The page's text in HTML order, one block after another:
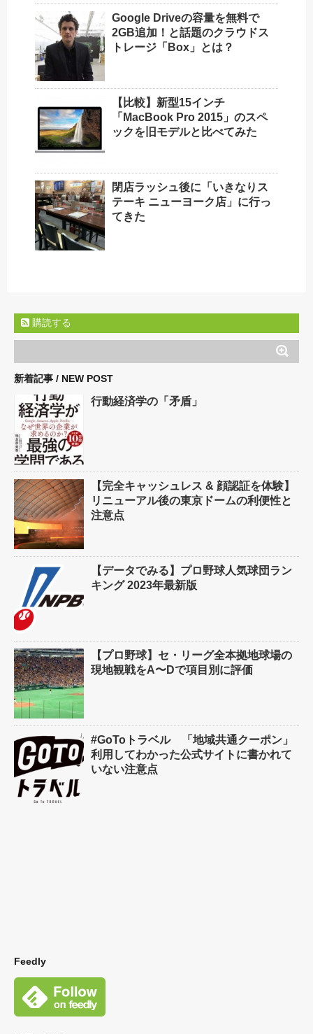
Google Driveの容量を無料で
2GB追加！と話題のクラウドス
トレージ「Box」とは？
【比較】新型15インチ
「MacBook Pro 2015」のスペ
ックを旧モデルと比べてみた
閉店ラッシュ後に「いきなりス
テーキ ニューヨーク店」に行っ
てきた
購読する
新着記事 / NEW POST
行動経済学の「矛盾」
【完全キャッシュレス & 顔認証を体験】
リニューアル後の東京ドームの利便性と
注意点
【データでみる】プロ野球人気球団ラン
キング 2023年最新版
【プロ野球】セ・リーグ全本拠地球場の
現地観戦をA〜Dで項目別に評価
#GoToトラベル 「地域共通クーポン」
利用してわかった公式サイトに書かれて
いない注意点
Feedly